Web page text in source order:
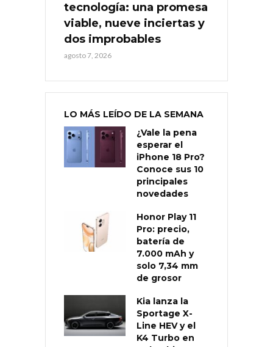
tecnología: una promesa
viable, nueve inciertas y
dos improbables
agosto 7, 2026
LO MÁS LEÍDO DE LA SEMANA
¿Vale la pena
esperar el
iPhone 18 Pro?
Conoce sus 10
principales
novedades
Honor Play 11
Pro: precio,
batería de
7.000 mAh y
solo 7,34 mm
de grosor
Kia lanza la
Sportage X-
Line HEV y el
K4 Turbo en